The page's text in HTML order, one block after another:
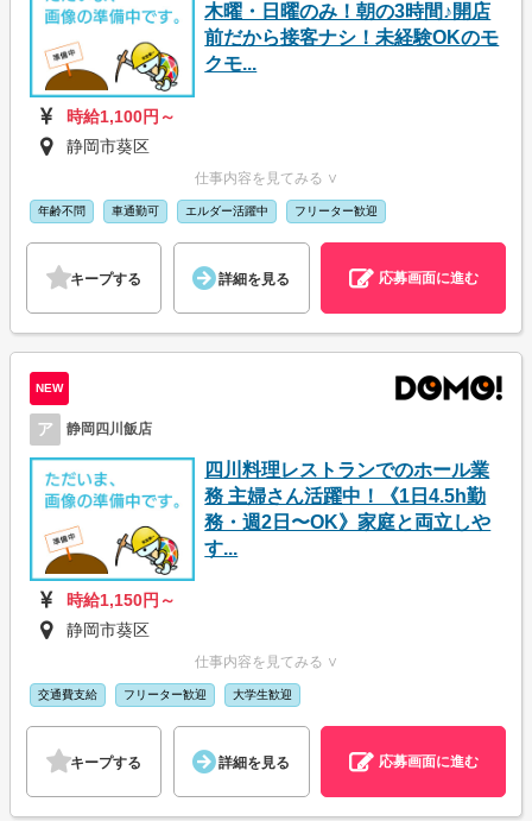
木曜・日曜のみ！朝の3時間♪開店
前だから接客ナシ！未経験OKのモ
クモ...
時給1,100円～
静岡市葵区
仕事内容を見てみる ∨
年齢不問 車通勤可 エルダー活躍中 フリーター歓迎
キープする 詳細を見る 応募画面に進む
NEW
ア 静岡四川飯店
四川料理レストランでのホール業
務 主婦さん活躍中！《1日4.5h勤
務・週2日〜OK》家庭と両立しや
す...
時給1,150円～
静岡市葵区
仕事内容を見てみる ∨
交通費支給 フリーター歓迎 大学生歓迎
キープする 詳細を見る 応募画面に進む